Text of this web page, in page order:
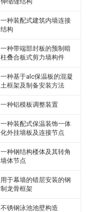
一种装配式建筑内墙连接
结构
一种带端部封板的预制暗
柱叠合板式剪力墙构件
一种基于alc保温板的混凝
土框架及制备安装方法
一种铝模板调整装置
一种装配式保温装饰一体
化外挂墙板及连接节点
一种钢结构楼体及其转角
墙体节点
用于幕墙的错层安装的钢
制龙骨框架
不锈钢泳池池壁构造